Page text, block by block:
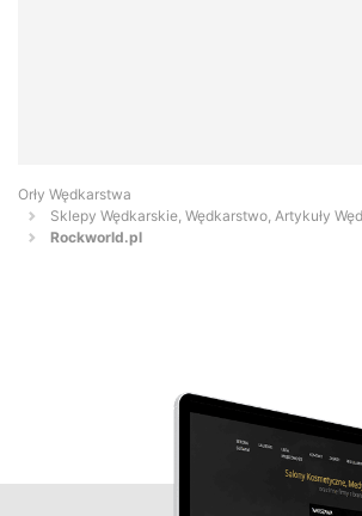
Orły Wędkarstwa
Sklepy Wędkarskie, Wędkarstwo, Artykuły
Rockworld.pl